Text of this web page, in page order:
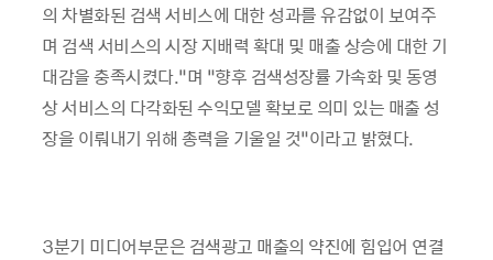
의 차별화된 검색 서비스에 대한 성과를 유감없이 보여주
며 검색 서비스의 시장 지배력 확대 및 매출 상승에 대한 기
대감을 충족시켰다.”며 “향후 검색성장률 가속화 및 동영
상 서비스의 다각화된 수익모델 확보로 의미 있는 매출 성
장을 이뤄내기 위해 총력을 기울일 것”이라고 밝혔다.
3분기 미디어부문은 검색광고 매출의 약진에 힘입어 연결